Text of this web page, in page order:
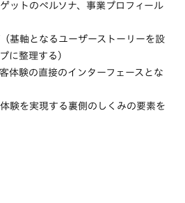
ットのペルソナ、事業プロフィール
基軸となるユーザーストーリーを設
に整理する）
体験の直接のインターフェースとな
験を実現する裏側のしくみの要素を